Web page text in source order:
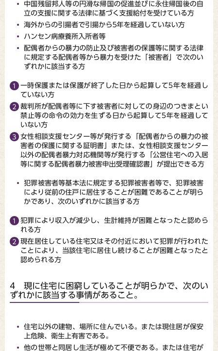
中国残留邦人等の円滑な帰国の促進並びに永住帰国後の自
立の支援に関する法律に基づく支援給付を受けている方
海外からの引揚者で引揚から5年を経過していない方
ハンセン病療養所入所者等
配偶者からの暴力の防止及び被害者の保護等に関する法律
に規定する配偶者等から暴力を受けた「被害者」で次のい
ずれかに該当する方
一時保護または保護が終了した日から起算して5年を経過し
ていない方
裁判所が配偶者等に下す被害者に対しての身辺のつきまとい
禁止等の命令の効力を生ずる日から起算して5年を経過して
いない方
女性相談支援センター等が発行する「配偶者からの暴力の被
害者の保護に関する証明書」または、女性相談支援センター
以外の配偶者暴力対応機関等が発行する「公営住宅への入居
等に関する配偶者暴力被害申出受理確認書」が提出できる方
犯罪被害者等基本法に規定する犯罪被害者等で、犯罪被害
により従前の住戸に居住することが困難であることが明ら
かであり、次のいずれかに該当する方
犯罪により収入が減少し、生計維持が困難となったと認めら
れる方
現在居住している住宅又はその付近において犯罪が行われた
ことにより、当該住宅に居住し続けることが困難となったと
認められる方
4 現に住宅に困窮していることが明らかで、次のい
ずれかに該当する事情があること。
住宅以外の建物、場所に住んでいる。または現住居が保安
上危険、衛生上有害である。
他の世帯と同居し生活が極めて不便である。または住宅が